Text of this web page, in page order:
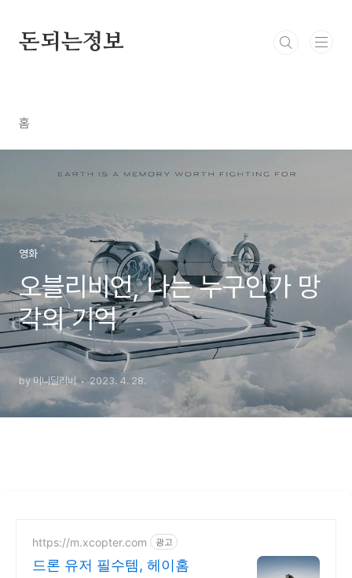
돈되는정보
홈
영화
오블리비언, 나는 누구인가 망
각의 기억
by 머니딜리버 2023. 4. 28.
https://m.xcopter.com 광고
드론 유저 필수템, 헤이홈